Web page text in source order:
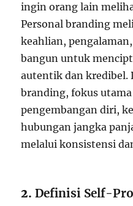
ingin orang lain
Personal branding
keahlian,
bangun untuk
autentik dan kredibel.
branding, fokus utama
pengembangan diri,
hubungan jangka
melalui konsistensi
2.Definisi Self-